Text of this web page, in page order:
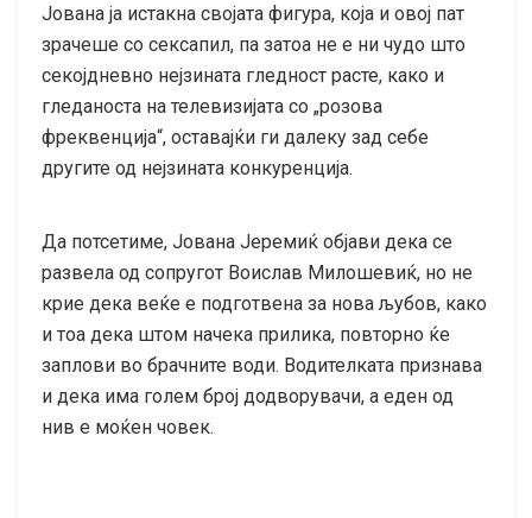
Јована ја истакна својата фигура, која и овој пат
зрачеше со сексапил, па затоа не е ни чудо што
секојдневно нејзината гледност расте, како и
гледаноста на телевизијата со „розова
фреквенција“, оставајќи ги далеку зад себе
другите од нејзината конкуренција.
Да потсетиме, Јована Јеремиќ објави дека се
развела од сопругот Воислав Милошевиќ, но не
крие дека веќе е подготвена за нова љубов, како
и тоа дека штом начека прилика, повторно ќе
заплови во брачните води. Водителката признава
и дека има голем број додворувачи, а еден од
нив е моќен човек.